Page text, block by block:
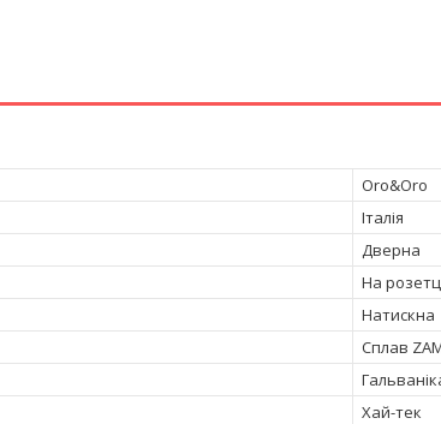
Oro&Oro
Італія
Дверна
На
Натискна
Сплав
Хай-тек